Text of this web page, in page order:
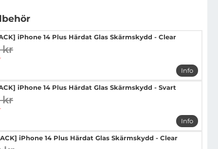
iPhone 14 Plus Härdat Glas Skärmskydd - Clear
pris
kr
Info
mer info
iPhone 14 Plus Härdat Glas Skärmskydd - Svart
pris
kr
Info
mer info
iPhone 14 Plus Härdat Glas Skärmskydd - Clear